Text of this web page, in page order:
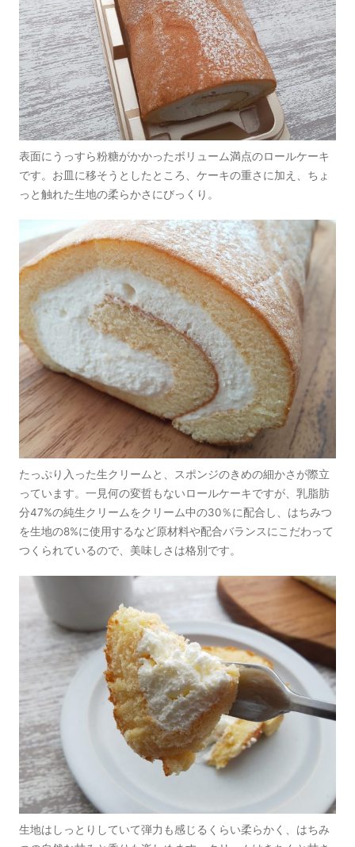
表面にうっすら粉糖がかかったボリューム満点のロールケーキ
です。お皿に移そうとしたところ、ケーキの重さに加え、ちょ
っと触れた生地の柔らかさにびっくり。
たっぷり入った生クリームと、スポンジのきめの細かさが際立
っています。一見何の変哲もないロールケーキですが、乳脂肪
分47%の純生クリームをクリーム中の30％に配合し、はちみつ
を生地の8%に使用するなど原材料や配合バランスにこだわって
つくられているので、美味しさは格別です。
生地はしっとりしていて弾力も感じるくらい柔らかく、はちみ